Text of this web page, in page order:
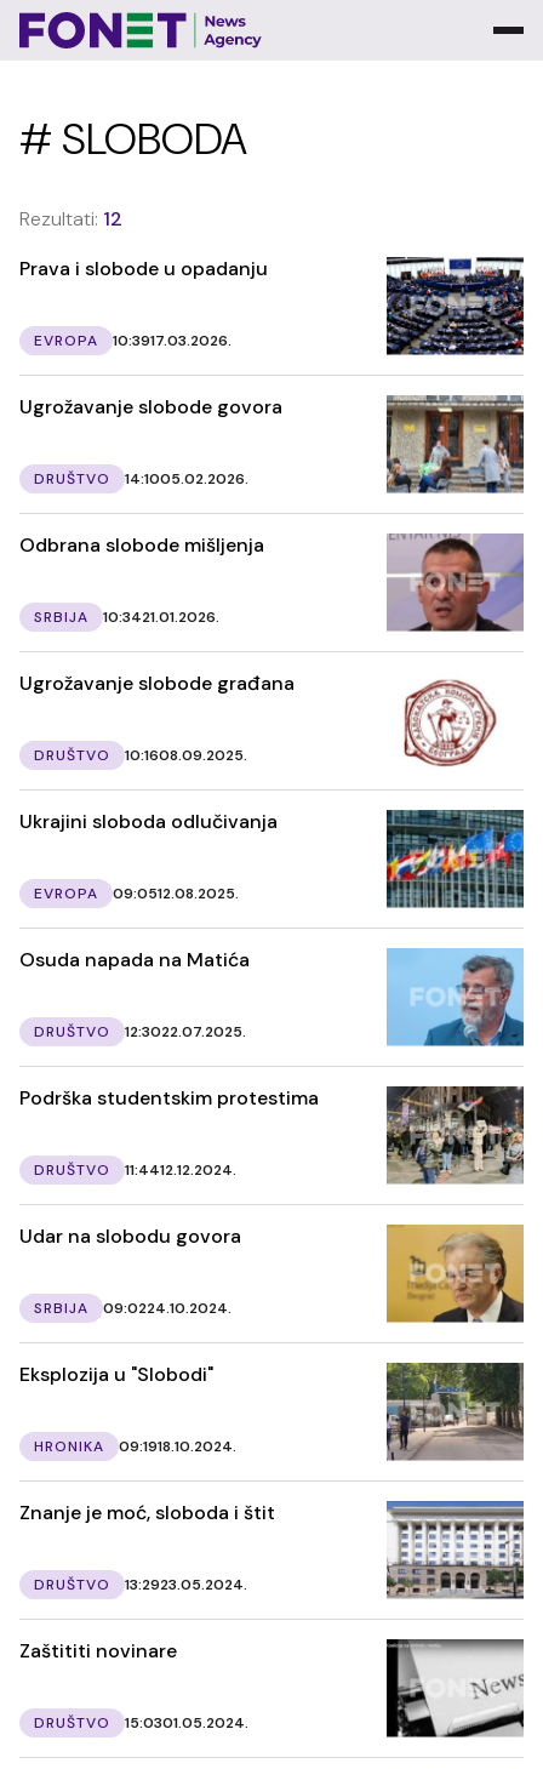
# SLOBODA
Rezultati: 12
Prava i slobode u opadanju
EVROPA 10:3917.03.2026.
Ugrožavanje slobode govora
DRUŠTVO 14:1005.02.2026.
Odbrana slobode mišljenja
SRBIJA 10:3421.01.2026.
Ugrožavanje slobode građana
DRUŠTVO 10:1608.09.2025.
Ukrajini sloboda odlučivanja
EVROPA 09:0512.08.2025.
Osuda napada na Matića
DRUŠTVO 12:3022.07.2025.
Podrška studentskim protestima
DRUŠTVO 11:4412.12.2024.
Udar na slobodu govora
SRBIJA 09:0224.10.2024.
Eksplozija u "Slobodi"
HRONIKA 09:1918.10.2024.
Znanje je moć, sloboda i štit
DRUŠTVO 13:2923.05.2024.
Zaštititi novinare
DRUŠTVO 15:0301.05.2024.